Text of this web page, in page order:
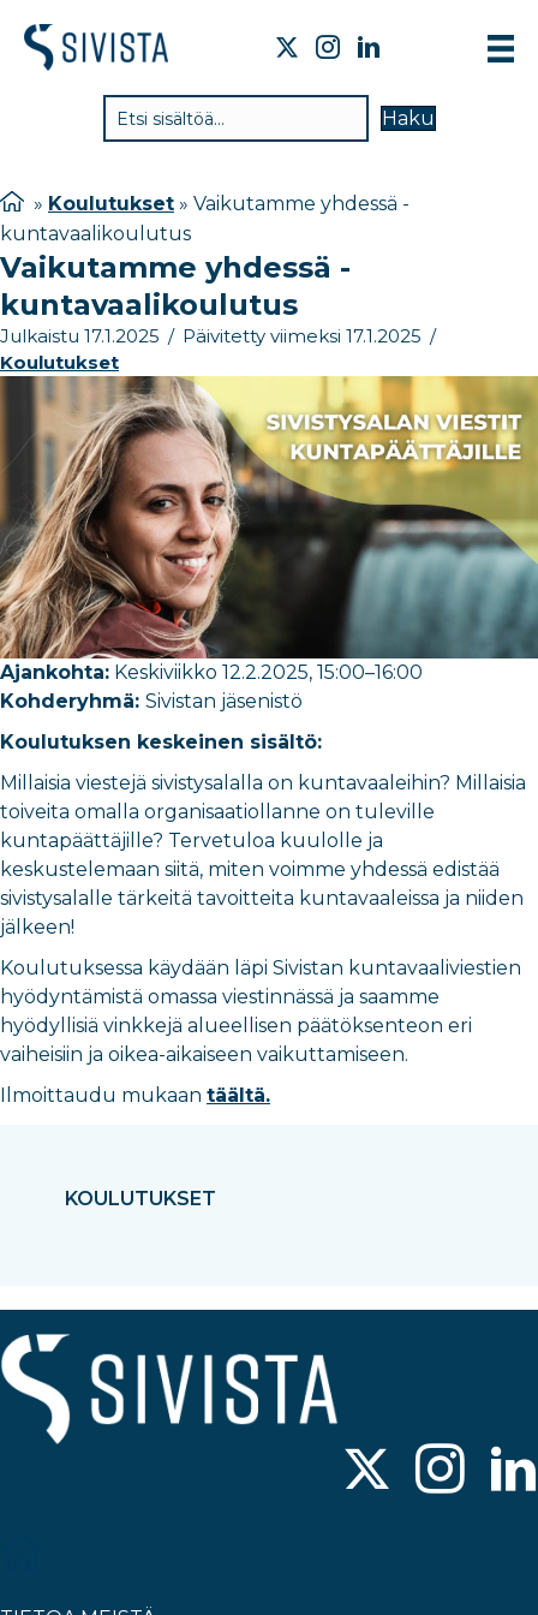
Haku
KOULUTUKSET
» Koulutukset » Vaikutamme yhdessä -
kuntavaalikoulutus
Vaikutamme yhdessä -
kuntavaalikoulutus
Julkaistu 17.1.2025 / Päivitetty viimeksi 17.1.2025 /
Koulutukset
Ajankohta: Keskiviikko 12.2.2025, 15:00–16:00
Kohderyhmä: Sivistan jäsenistö
Koulutuksen keskeinen sisältö:
Millaisia viestejä sivistysalalla on kuntavaaleihin? Millaisia
toiveita omalla organisaatiollanne on tuleville
kuntapäättäjille? Tervetuloa kuulolle ja
keskustelemaan siitä, miten voimme yhdessä edistää
sivistysalalle tärkeitä tavoitteita kuntavaaleissa ja niiden
jälkeen!
Koulutuksessa käydään läpi Sivistan kuntavaaliviestien
hyödyntämistä omassa viestinnässä ja saamme
hyödyllisiä vinkkejä alueellisen päätöksenteon eri
vaiheisiin ja oikea-aikaiseen vaikuttamiseen.
Ilmoittaudu mukaan täältä.